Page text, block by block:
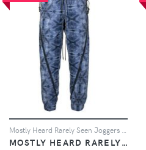
MOSTLY HEARD RARELY SEEN